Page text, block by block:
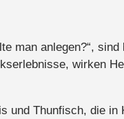
man anlegen?“,
wirken
und Thunfisch, die